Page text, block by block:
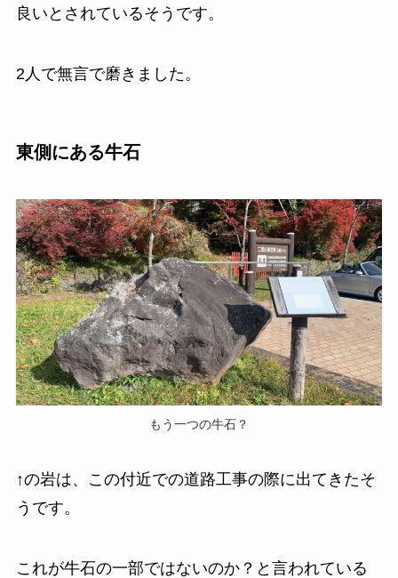
良いとされているそうです。
2人で無言で磨きました。
東側にある牛石
もう一つの牛石？
↑の岩は、この付近での道路工事の際に出てきたそ
うです。
これが牛石の一部ではないのか？と言われている